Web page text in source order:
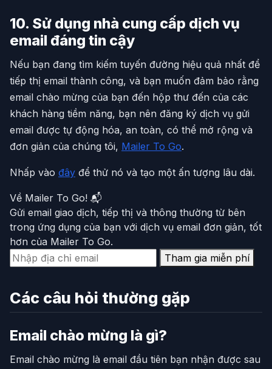
10. Sử dụng nhà cung cấp dịch vụ
email đáng tin cậy
Nếu bạn đang tìm kiếm tuyến đường hiệu quả nhất để
tiếp thị email thành công, và bạn muốn đảm bảo rằng
email chào mừng của bạn đến hộp thư đến của các
khách hàng tiềm năng, bạn nên đăng ký dịch vụ gửi
email được tự động hóa, an toàn, có thể mở rộng và
đơn giản của chúng tôi, Mailer To Go.
Nhấp vào đây để thử nó và tạo một ấn tượng lâu dài.
Về Mailer To Go! 📬
Gửi email giao dịch, tiếp thị và thông thường từ bên
trong ứng dụng của bạn với dịch vụ email đơn giản, tốt
hơn của Mailer To Go.
Tham gia miễn phí
Các câu hỏi thường gặp
Email chào mừng là gì?
Email chào mừng là email đầu tiên bạn nhận được sau